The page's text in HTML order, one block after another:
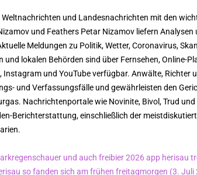
Weltnachrichten und Landesnachrichten mit den
und Feathers Petar Nizamov liefern
Meldungen zu Politik, Wetter, Coronavirus,
lokalen Behörden sind über Fernsehen, Online-
Instagram und YouTube verfügbar. Anwälte, Richter
und Verfassungsfälle und gewährleisten den
Nachrichtenportale wie Novinite, Bivol, Trud und
Berichterstattung, einschließlich der